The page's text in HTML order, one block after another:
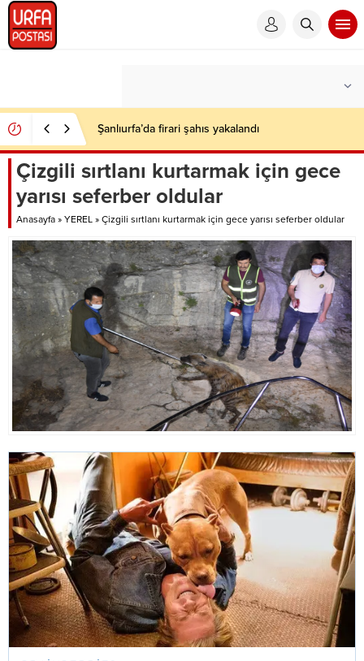
Şanlıurfa’da firari şahıs yakalandı
Çizgili sırtlanı kurtarmak için gece
yarısı seferber oldular
Anasayfa » YEREL » Çizgili sırtlanı kurtarmak için gece yarısı seferber oldular